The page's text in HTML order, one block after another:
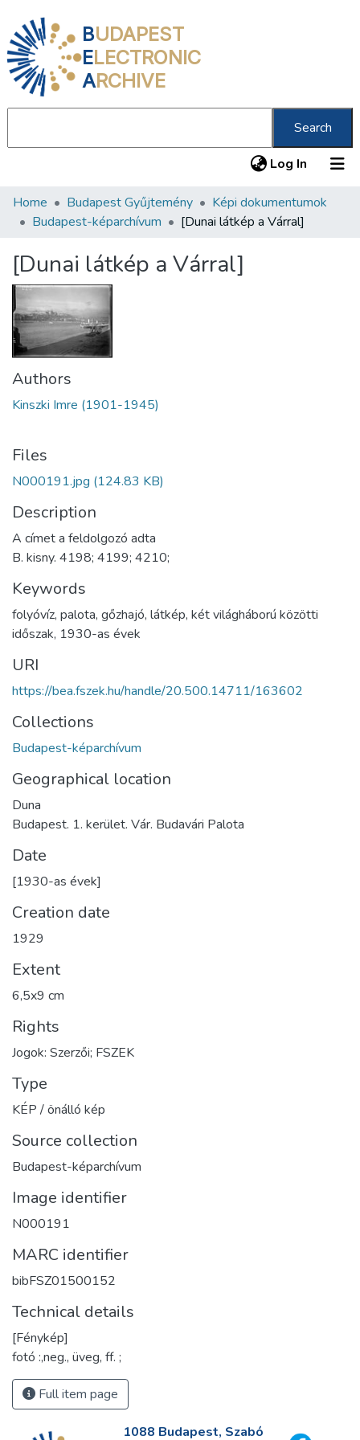
BUDAPEST
ELECTRONIC
ARCHIVE
Search
Log In (current)
Communities & Collections
Statistics
About us
Home Budapest Gyűjtemény
Képi dokumentumok
Budapest-képarchívum
[Dunai látkép a Várral]
[Dunai látkép a Várral]
Authors
Kinszki Imre (1901-1945)
Files
N000191.jpg (124.83 KB)
Description
A címet a feldolgozó adta
B. kisny. 4198; 4199; 4210;
Keywords
folyóvíz, palota, gőzhajó, látkép, két világháború közötti
időszak, 1930-as évek
URI
https://bea.fszek.hu/handle/20.500.14711/163602
Collections
Budapest-képarchívum
Geographical location
Duna
Budapest. 1. kerület. Vár. Budavári Palota
Date
[1930-as évek]
Creation date
1929
Extent
6,5x9 cm
Rights
Jogok: Szerzői; FSZEK
Type
KÉP / önálló kép
Source collection
Budapest-képarchívum
Image identifier
N000191
MARC identifier
bibFSZ01500152
Technical details
[Fénykép]
fotó :,neg., üveg, ff. ;
Full item page
1088 Budapest, Szabó